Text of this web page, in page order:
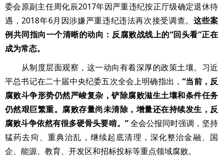
委会原副主任周化辰2017年因严重违纪按正厅级确定退休待
遇，2018年6月因涉嫌严重违纪违法再次接受调查。 这些案
例共同指向一个清晰的动向：反腐败战线上的“回头看”正在
成为常态。
从制度层面观察，这一动向有着深厚的政策土壤。习近
平总书记在二十届中央纪委五次全会上明确指出，“当前，反
腐败斗争形势仍然严峻复杂，铲除腐败滋生土壤和条件任务
仍然艰巨繁重。腐败存量尚未清除，增量还在持续发生，反
腐败斗争依然有很多硬骨头要啃。”全会公报同时强调，坚持
猛药去疴、重典治乱，继续起底清理，深化整治金融、国
企、能源、教育、开发区和招标投标等重点领域腐败。